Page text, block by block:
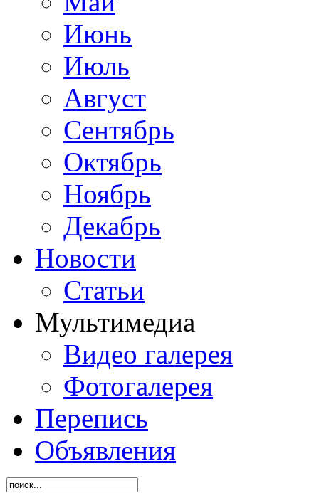
Июнь
Июль
Август
Сентябрь
Октябрь
Ноябрь
Декабрь
Новости
Статьи
Мультимедиа
Видео галерея
Фотогалерея
Перепись
Объявления